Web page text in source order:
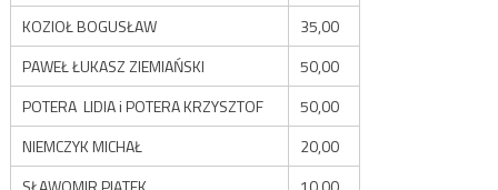
KOZIOŁ BOGUSŁAW
35,00
PAWEŁ ŁUKASZ ZIEMIAŃSKI
50,00
POTERA LIDIA i POTERA KRZYSZTOF
50,00
NIEMCZYK MICHAŁ
20,00